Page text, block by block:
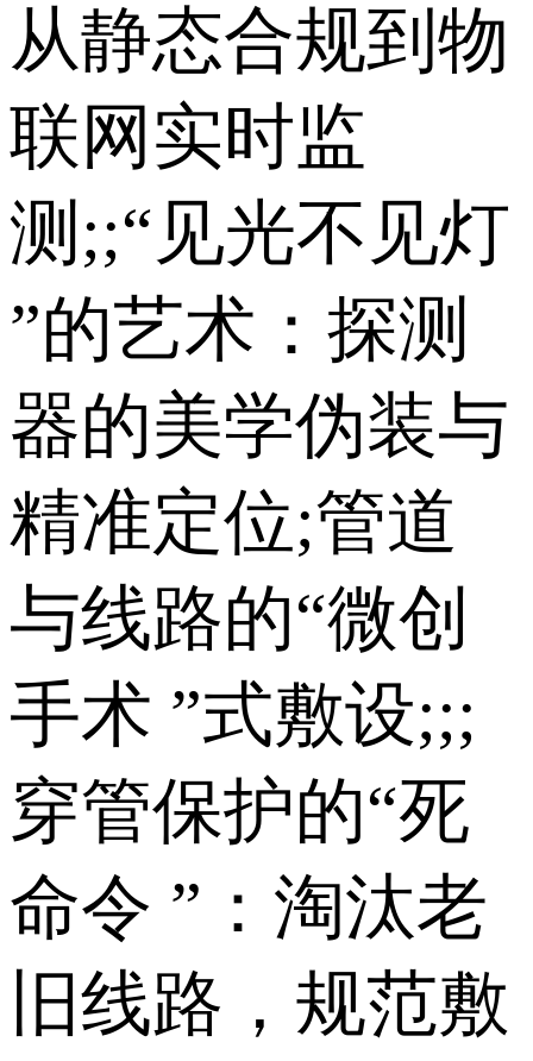
从静态合规到物
联网实时监
测;;“见光不见灯
”的艺术：探测
器的美学伪装与
精准定位;管道
与线路的“微创
手术 ”式敷设;;;
穿管保护的“死
命令 ”：淘汰老
旧线路，规范敷